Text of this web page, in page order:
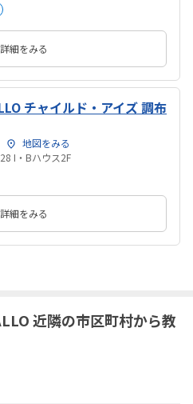
細をみる
チャイルド・アイズ 調布
地図をみる
I・Bハウス2F
細をみる
近隣の市区町村から教